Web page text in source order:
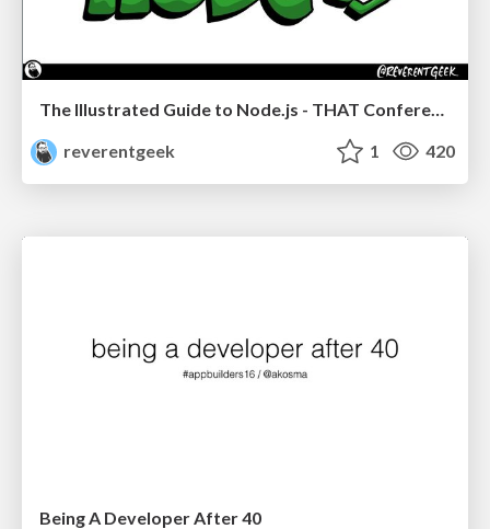
The Illustrated Guide to Node.js - THAT Conference 2024
reverentgeek
1 420
Being A Developer After 40